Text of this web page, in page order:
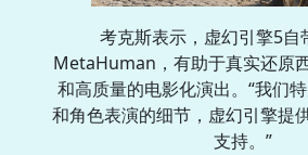
考克斯表示，虚幻引擎5自
MetaHuman，有助于真实还原
和高质量的电影化演出。“我们
和角色表演的细节，虚幻引擎提
支持。”